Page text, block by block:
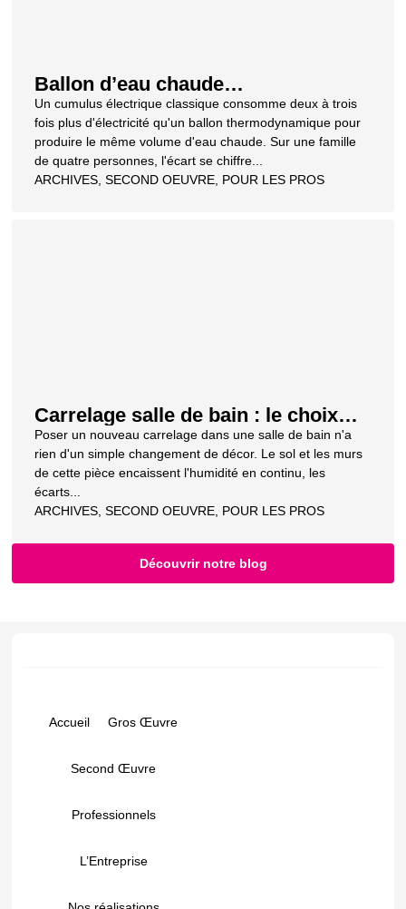
Ballon d’eau chaude
thermodynamique : installation
Loiret
Un cumulus électrique classique consomme deux à trois
fois plus d'électricité qu'un ballon thermodynamique pour
produire le même volume d'eau chaude. Sur une famille
de quatre personnes, l'écart se chiffre...
ARCHIVES,SECOND OEUVRE, POUR LES PROS
Carrelage salle de bain : le choix
qui conditionne toute votre
rénovation
Poser un nouveau carrelage dans une salle de bain n'a
rien d'un simple changement de décor. Le sol et les murs
de cette pièce encaissent l'humidité en continu, les
écarts...
ARCHIVES,SECOND OEUVRE, POUR LES PROS
Découvrir notre blog
Accueil Gros Œuvre
Second Œuvre
Professionnels
L’Entreprise